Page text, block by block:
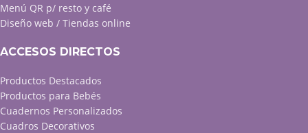
Menú QR p/ resto y café
Diseño web / Tiendas online
ACCESOS DIRECTOS
Productos Destacados
Productos para Bebés
Cuadernos Personalizados
Cuadros Decorativos